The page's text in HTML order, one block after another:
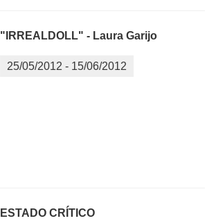
"IRREALDOLL" - Laura Garijo
25/05/2012 - 15/06/2012
ESTADO CRÍTICO